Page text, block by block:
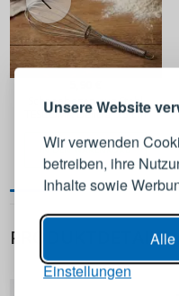
Unsere Website
Wir verwenden
betreiben, ihre
Inhalte sowie
Alle
Einstellungen
Schneebesen aus Stahl
TESCOMA Delicia, 25 cm
IN DEN WARENKORB
PRODUKTDETAILS
ANMELDEN
Melden
E-Mail-Adresse